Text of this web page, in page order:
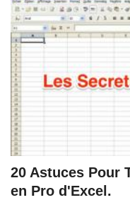
20 Astuces Pour
en Pro d'Excel.